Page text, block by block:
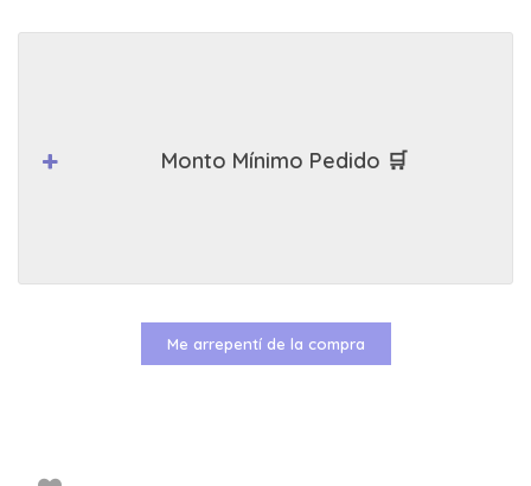
Monto Mínimo Pedido 🛒
Me arrepentí de la compra